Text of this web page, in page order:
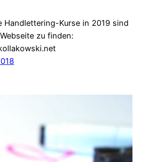
Handlettering-Kurse in 2019 sind
zu finden: